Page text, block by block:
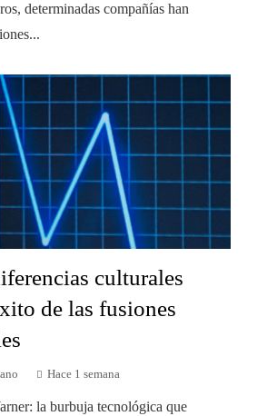
determinadas compañías han
culturales
de las fusiones
Hace 1 semana
la burbuja tecnológica que